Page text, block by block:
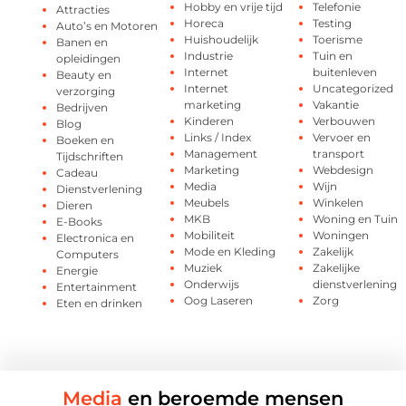
Attracties
Auto’s en Motoren
Banen en
opleidingen
Beauty en
verzorging
Bedrijven
Blog
Boeken en
Tijdschriften
Cadeau
Dienstverlening
Dieren
E-Books
Electronica en
Computers
Energie
Entertainment
Eten en drinken
Hobby en vrije tijd
Horeca
Huishoudelijk
Industrie
Internet
Internet
marketing
Kinderen
Links / Index
Management
Marketing
Media
Meubels
MKB
Mobiliteit
Mode en Kleding
Muziek
Onderwijs
Oog Laseren
Telefonie
Testing
Toerisme
Tuin en
buitenleven
Uncategorized
Vakantie
Verbouwen
Vervoer en
transport
Webdesign
Wijn
Winkelen
Woning en Tuin
Woningen
Zakelijk
Zakelijke
dienstverlening
Zorg
Media en beroemde mensen